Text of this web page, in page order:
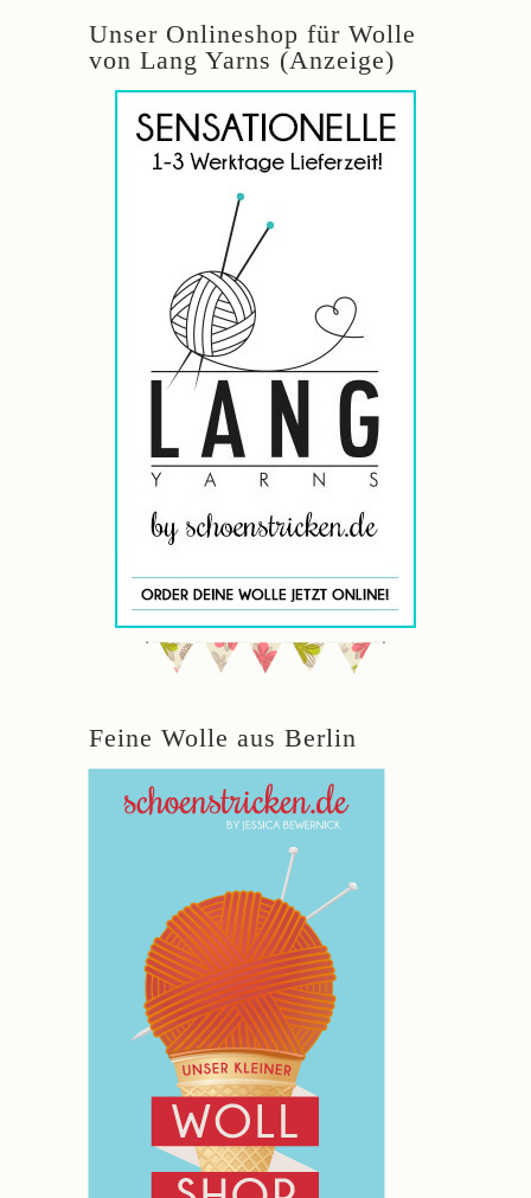
Unser Onlineshop für Wolle
von Lang Yarns (Anzeige)
Feine Wolle aus Berlin